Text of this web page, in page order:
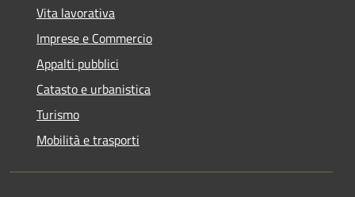
Vita lavorativa
Imprese e Commercio
Appalti pubblici
Catasto e urbanistica
Turismo
Mobilità e trasporti